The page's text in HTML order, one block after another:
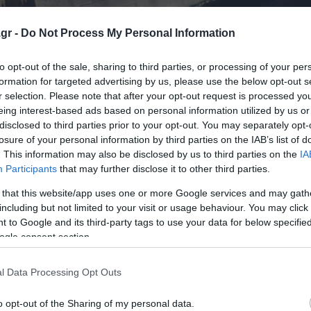
- Do Not Process My Personal Information
opt-out of the sale, sharing to third parties, or processing of your
for targeted advertising by us, please use the below opt-out
selection. Please note that after your opt-out request is processed
interest-based ads based on personal information utilized by us
to third parties prior to your opt-out. You may separately
of your personal information by third parties on the IAB’s list of
This information may also be disclosed by us to third parties on the
Participants that may further disclose it to other third parties.
that this website/app uses one or more Google services and may
but not limited to your visit or usage behaviour. You may
to Google and its third-party tags to use your data for below
consent section.
Data Processing Opt Outs
opt-out of the Sharing of my personal data.
σεξουαλική παρενόχληση
φοιτητικές εστίες – Τρεις συλλήψεις
να επιπλέει στον Ισθμό της Κορίνθου
Lykavitos.gr στο Google News
όλες τις ειδήσεις